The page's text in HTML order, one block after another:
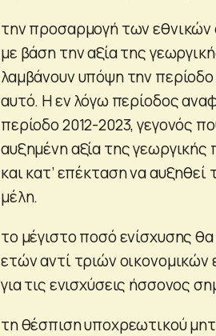
την προσαρμογή των εθνικών
με βάση την αξία της
λαμβάνουν υπόψη την
αυτό. Η εν λόγω περίοδος
περίοδο 2012-2023, γεγονός
αυξημένη αξία της γεωργικής
και κατ’ επέκταση να
μέλη.
το μέγιστο ποσό ενίσχυσης
ετών αντί τριών
για τις ενισχύσεις ήσσονος
τη θέσπιση υποχρεωτικού